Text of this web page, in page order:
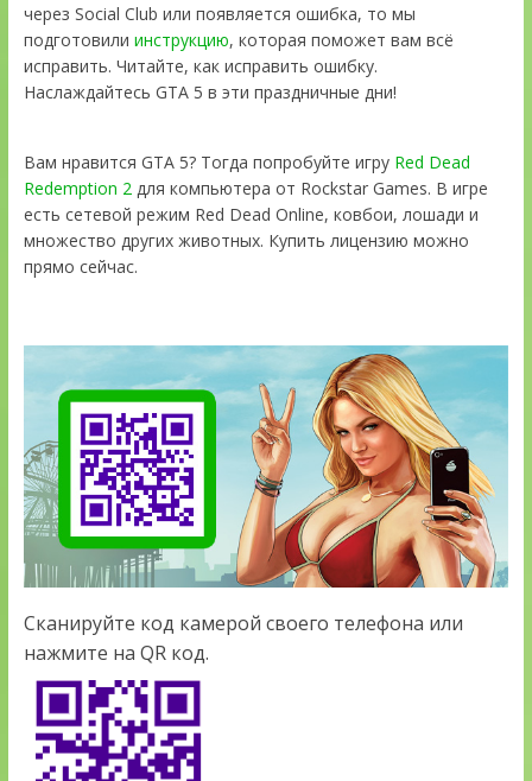
через Social Club или появляется ошибка, то мы
подготовили инструкцию, которая поможет вам всё
исправить. Читайте, как исправить ошибку.
Наслаждайтесь GTA 5 в эти праздничные дни!
Вам нравится GTA 5? Тогда попробуйте игру Red Dead
Redemption 2 для компьютера от Rockstar Games. В игре
есть сетевой режим Red Dead Online, ковбои, лошади и
множество других животных. Купить лицензию можно
прямо сейчас.
Сканируйте код камерой своего телефона или
нажмите на QR код.